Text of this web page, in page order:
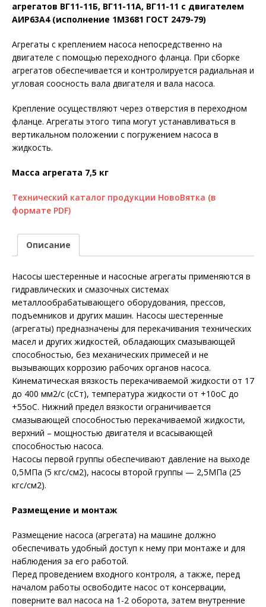
агрегатов ВГ11-11Б, ВГ11-11А, ВГ11-11 с двигателем
АИР63А4 (исполнение 1М3681 ГОСТ 2479-79)
Агрегаты с креплением насоса непосредственно на
двигателе с помощью переходного фланца. При сборке
агрегатов обеспечивается и контролируется радиальная и
угловая соосность вала двигателя и вала насоса.
Крепление осуществляют через отверстия в переходном
фланце. Агрегаты этого типа могут устанавливаться в
вертикальном положении с погружением насоса в
жидкость.
Масса агрегата 7,5 кг
Технический каталог продукции НовоВятка (в
формате PDF)
Описание
Насосы шестеренные и насосные агрегаты применяются в
гидравлических и смазочных системах
металлообрабатывающего оборудования, прессов,
подъемников и других машин. Насосы шестеренные
(агрегаты) предназначены для перекачивания технических
масел и других жидкостей, обладающих смазывающей
способностью, без механических примесей и не
вызывающих коррозию рабочих органов насоса.
Кинематическая вязкость перекачиваемой жидкости от 17
до 400 мм2/с (cCт), температура жидкости от +10оС до
+55оС. Нижний предел вязкости ограничивается
смазывающей способностью перекачиваемой жидкости,
верхний – мощностью двигателя и всасывающей
способностью насоса.
Насосы первой группы обеспечивают давление на выходе
0,5МПа (5 кгс/см2), насосы второй группы — 2,5МПа (25
кгс/см2).
Размещение и монтаж
Размещение насоса (агрегата) на машине должно
обеспечивать удобный доступ к нему при монтаже и для
наблюдения за его работой.
Перед проведением входного контроля, а также, перед
началом работы освободите насос от консервации,
поверните вал насоса на 1-2 оборота, затем внутренние